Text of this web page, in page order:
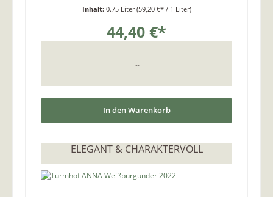
Inhalt: 0.75 Liter(59,20 €* / 1 Liter)
44,40 €*
...
In den Warenkorb
ELEGANT & CHARAKTERVOLL